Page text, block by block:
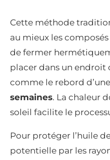
Cette méthode
au mieux les
de fermer
placer dans un endroit
comme le rebord
semaines. La chaleur
soleil facilite le
Pour protéger l’huile
potentielle par les